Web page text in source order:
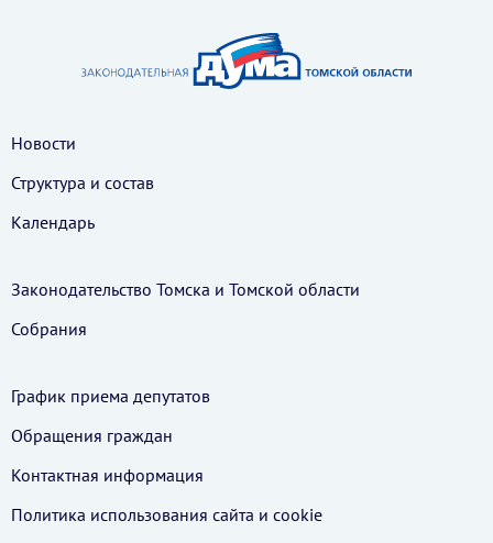
Новости
Структура и состав
Календарь
Законодательство Томска и Томской области
Собрания
График приема депутатов
Обращения граждан
Контактная информация
Политика использования cайта и cookie